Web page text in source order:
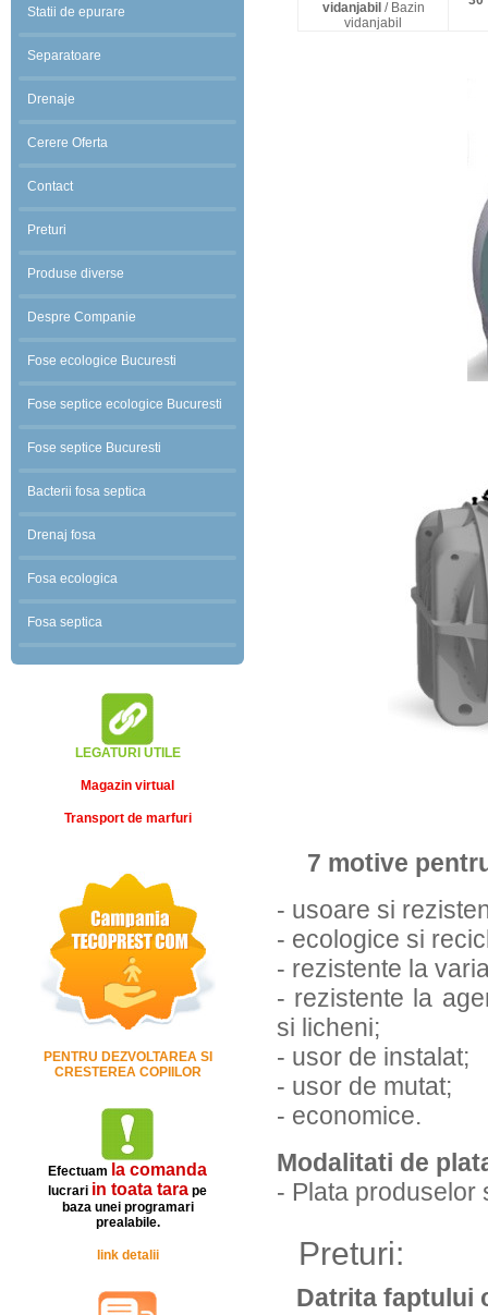
Statii de epurare
Separatoare
Drenaje
Cerere Oferta
Contact
Preturi
Produse diverse
Despre Companie
Fose ecologice Bucuresti
Fose septice ecologice Bucuresti
Fose septice Bucuresti
Bacterii fosa septica
Drenaj fosa
Fosa ecologica
Fosa septica
LEGATURI UTILE
Magazin virtual
Transport de marfuri
PENTRU DEZVOLTAREA SI
CRESTEREA COPIILOR
Efectuam la comanda
lucrari in toata tara pe
baza unei programari
prealabile.
link detalii
vidanjabil / Bazin
vidanjabil
7 motive
- usoare si
- ecologice si
- rezistente la
- rezistente la
si licheni;
- usor de instalat;
- usor de mutat;
- economice.
Modalitati de
- Plata produselor
Preturi:
Datrita faptului